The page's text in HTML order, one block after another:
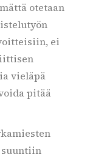
otetaan
ei
vieläpä
pitää